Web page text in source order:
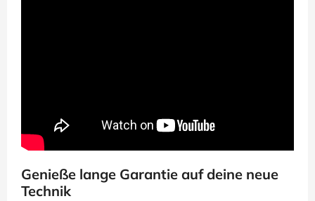
Genieße lange Garantie auf deine neue
Technik